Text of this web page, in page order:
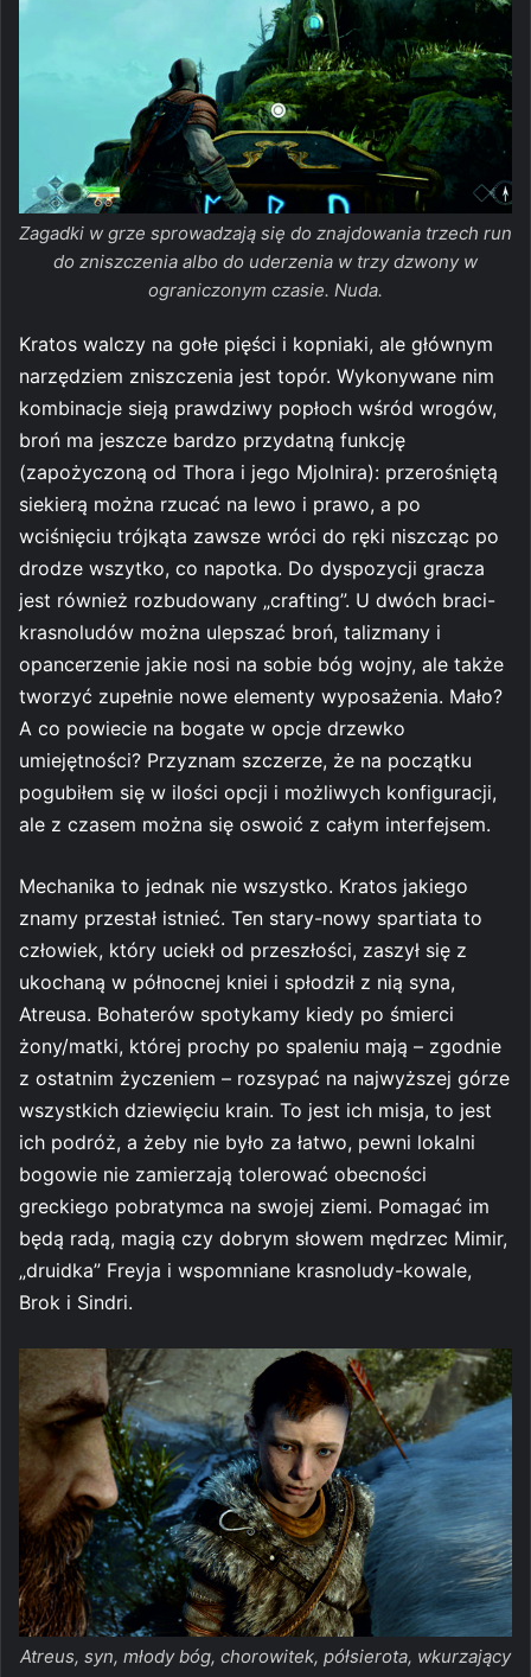
Zagadki w grze sprowadzają się do znajdowania trzech run
do zniszczenia albo do uderzenia w trzy dzwony w
ograniczonym czasie. Nuda.
Kratos walczy na gołe pięści i kopniaki, ale głównym
narzędziem zniszczenia jest topór. Wykonywane nim
kombinacje sieją prawdziwy popłoch wśród wrogów,
broń ma jeszcze bardzo przydatną funkcję
(zapożyczoną od Thora i jego Mjolnira): przerośniętą
siekierą można rzucać na lewo i prawo, a po
wciśnięciu trójkąta zawsze wróci do ręki niszcząc po
drodze wszytko, co napotka. Do dyspozycji gracza
jest również rozbudowany „crafting”. U dwóch braci-
krasnoludów można ulepszać broń, talizmany i
opancerzenie jakie nosi na sobie bóg wojny, ale także
tworzyć zupełnie nowe elementy wyposażenia. Mało?
A co powiecie na bogate w opcje drzewko
umiejętności? Przyznam szczerze, że na początku
pogubiłem się w ilości opcji i możliwych konfiguracji,
ale z czasem można się oswoić z całym interfejsem.
Mechanika to jednak nie wszystko. Kratos jakiego
znamy przestał istnieć. Ten stary-nowy spartiata to
człowiek, który uciekł od przeszłości, zaszył się z
ukochaną w północnej kniei i spłodził z nią syna,
Atreusa. Bohaterów spotykamy kiedy po śmierci
żony/matki, której prochy po spaleniu mają – zgodnie
z ostatnim życzeniem – rozsypać na najwyższej górze
wszystkich dziewięciu krain. To jest ich misja, to jest
ich podróż, a żeby nie było za łatwo, pewni lokalni
bogowie nie zamierzają tolerować obecności
greckiego pobratymca na swojej ziemi. Pomagać im
będą radą, magią czy dobrym słowem mędrzec Mimir,
„druidka” Freyja i wspomniane krasnoludy-kowale,
Brok i Sindri.
Atreus, syn, młody bóg, chorowitek, półsierota, wkurzający